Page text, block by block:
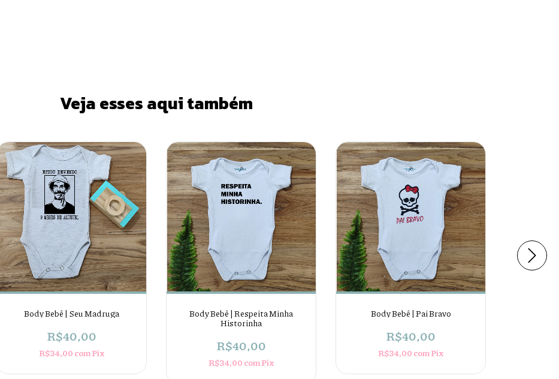
Veja esses aqui também
Body Bebê | Seu Madruga
R$40,00
R$34,00 comPix
Body Bebê | Respeita Minha
Historinha
R$40,00
R$34,00 comPix
Body Bebê | Pai Bravo
R$40,00
R$34,00 comPix